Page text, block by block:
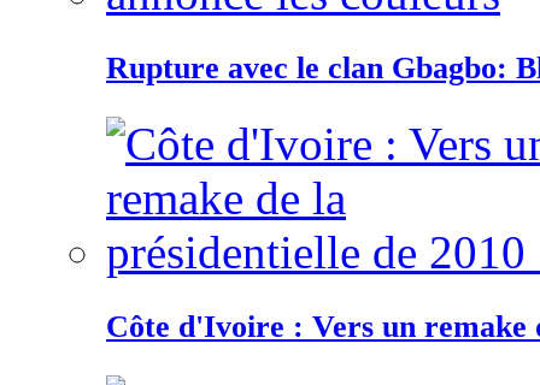
Rupture avec le clan Gbagbo:
Côte d'Ivoire : Vers un remake